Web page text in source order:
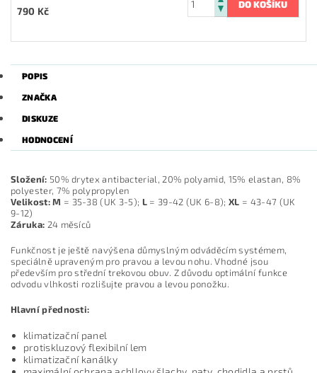
790 Kč
POPIS
ZNAČKA
DISKUZE
HODNOCENÍ
Složení: 50% drytex antibacterial, 20% polyamid, 15% elastan, 8%
polyester, 7% polypropylen
Velikost: M = 35-38 (UK 3-5); L= 39-42 (UK 6-8);XL = 43-47 (UK
9-12)
Záruka: 24 měsíců
Funkčnost je ještě navýšena důmyslným odváděcím systémem,
speciálně upraveným pro pravou a levou nohu. Vhodné jsou
především pro střední trekovou obuv. Z důvodu optimální funkce
odvodu vlhkosti rozlišujte pravou a levou ponožku.
Hlavní přednosti:
klimatizační panel
protiskluzový flexibilní lem
klimatizační kanálky